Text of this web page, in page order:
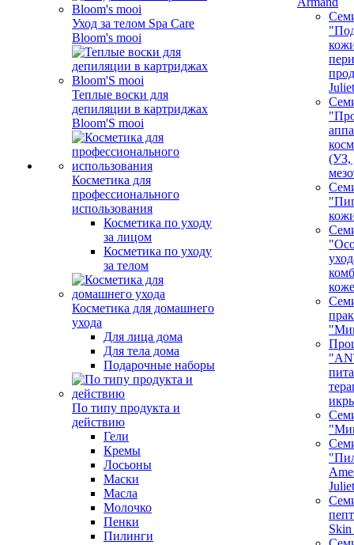
Уход за телом Spa Care
Bloom's mooi
Теплые воски для
депиляции в картриджах
Bloom'S mooi
Косметика для
профессионального
использования
Косметика по уходу
за лицом
Косметика по уходу
за телом
Косметика для домашнего
ухода
Для лица дома
Для тела дома
Подарочные наборы
По типу продукта и
действию
Гели
Кремы
Лосьоны
Маски
Масла
Молочко
Пенки
Пилинги
(УЗ,